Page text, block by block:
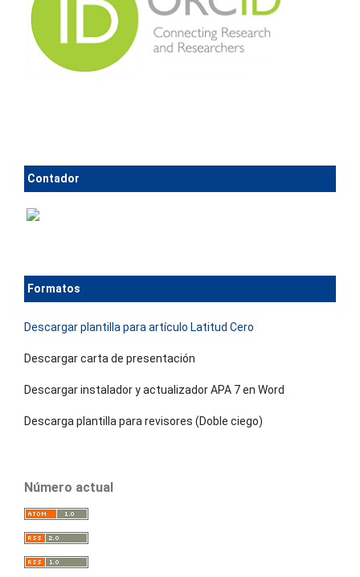
Contador
Formatos
Descargar plantilla para artículo Latitud Cero
Descargar carta de presentación
Descargar instalador y actualizador APA 7 en Word
Descarga plantilla para revisores (Doble ciego)
Número actual